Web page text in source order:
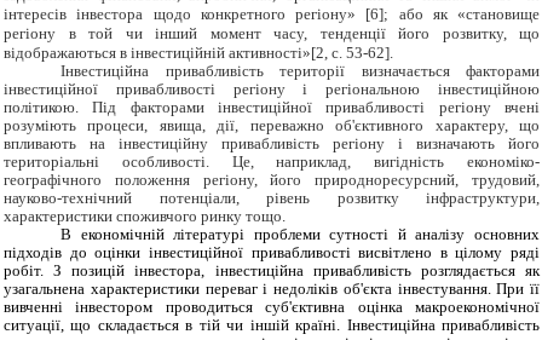
інтересів інвестора щодо конкретного регіону» [6]; або як «становище
регіону в той чи інший момент часу, тенденції його розвитку, що
відображаються в інвестиційній активності»[2, с. 53-62].
Інвестиційна привабливість території визначається факторами
інвестиційної привабливості регіону і регіональною інвестиційною
політикою. Під факторами інвестиційної привабливості регіону вчені
розуміють процеси, явища, дії, переважно об'єктивного характеру, що
впливають на інвестиційну привабливість регіону і визначають його
територіальні особливості. Це, наприклад, вигідність економіко-
географічного положення регіону, його природноресурсний, трудовий,
науково-технічний потенціали, рівень розвитку інфраструктури,
характеристики споживчого ринку тощо.
В економічній літературі проблеми сутності й аналізу основних
підходів до оцінки інвестиційної привабливості висвітлено в цілому ряді
робіт. З позицій інвестора, інвестиційна привабливість розглядається як
узагальнена характеристики переваг і недоліків об'єкта інвестування. При її
вивченні інвестором проводиться суб'єктивна оцінка макроекономічної
ситуації, що складається в тій чи іншій країні. Інвестиційна привабливість